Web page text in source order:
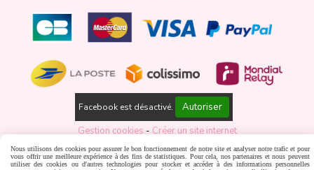
Facebook est désactivé.
Autoriser
Gestion cookies
Créer un site internet
Nous utilisons des cookies pour assurer le bon fonctionnement de notre site et analyser notre trafic et pour
vous offrir une meilleure expérience à des fins de statistiques. Pour cela, nos partenaires et nous peuvent
utiliser des cookies ou d'autres technologies pour stocker et accéder à des informations personnelles